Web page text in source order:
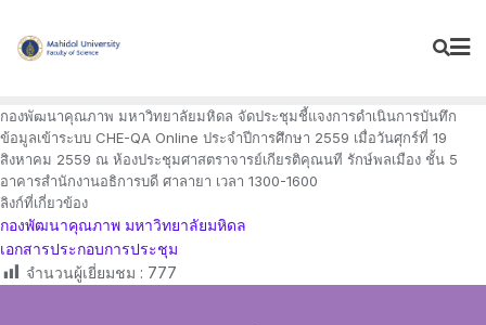
content
กองพัฒนาคุณภาพ มหาวิทยาลัยมหิดล จัดประชุมชี้แจงการดำเนินการบันทึก
ข้อมูลเข้าระบบ CHE-QA Online ประจำปีการศึกษา 2559 เมื่อวันศุกร์ที่ 19
สิงหาคม 2559 ณ ห้องประชุมศาสตราจารย์เกียรติคุณนที รักษ์พลเมือง ชั้น 5
อาคารสำนักงานอธิการบดี ศาลายา เวลา 1300-1600
ลิงก์ที่เกี่ยวข้อง
กองพัฒนาคุณภาพ มหาวิทยาลัยมหิดล
เอกสารประกอบการประชุม
จำนวนผู้เยี่ยมชม : 777